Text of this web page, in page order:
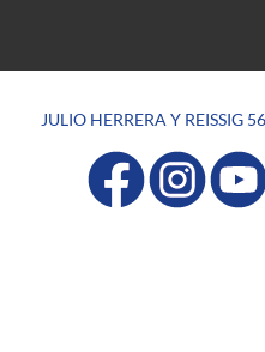
JULIO HERRERA Y REISSIG